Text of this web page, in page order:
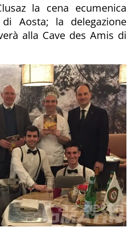
la cena ecumenica
Aosta; la delegazione
alla Cave des Amis di